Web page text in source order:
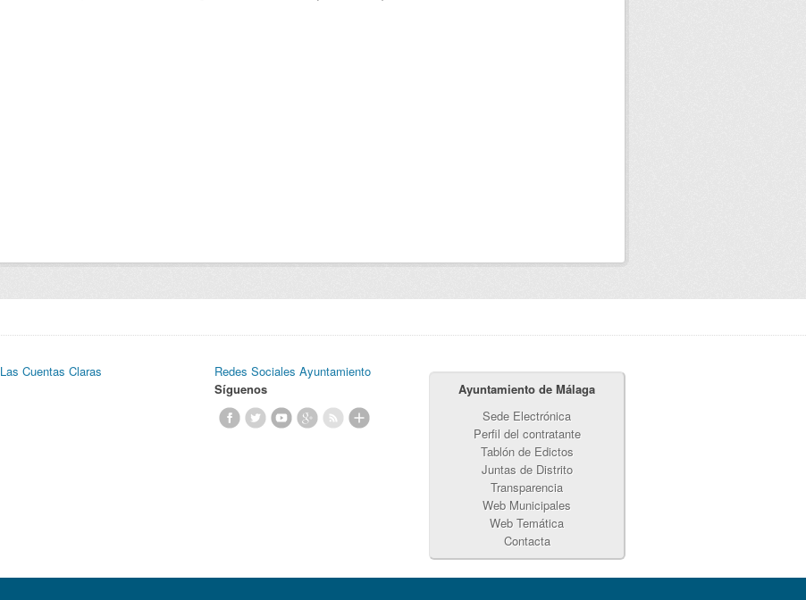
Las Cuentas Claras
Redes Sociales Ayuntamiento
Síguenos
Ayuntamiento de Málaga
Sede Electrónica
Perfil del contratante
Tablón de Edictos
Juntas de Distrito
Transparencia
Web Municipales
Web Temática
Contacta